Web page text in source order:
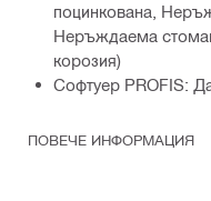
поцинкована,
Неръждаема
корозия)
Софтуер PROFIS:
ПОВЕЧЕ ИНФОРМАЦИЯ